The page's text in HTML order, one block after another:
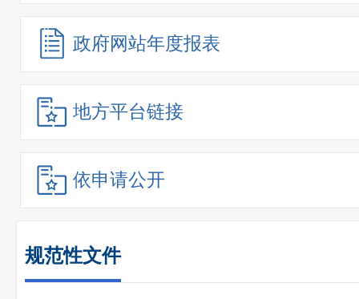
政府网站年度报表
地方平台链接
依申请公开
规范性文件